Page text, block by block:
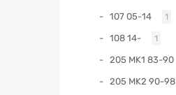
107 05-14 1
108 14- 1
205 MK1 83-90
205 MK2 90-98